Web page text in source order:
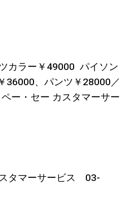
カラー￥49000 パイソン
36000、パンツ￥28000／
ー・セー カスタマーサー
タマーサービス 03-